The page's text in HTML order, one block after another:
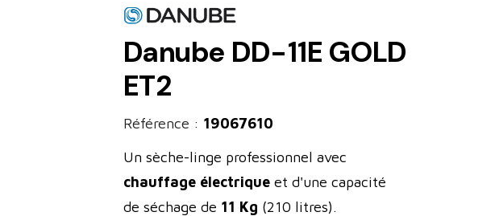
Danube DD-11E GOLD
ET2
Référence : 19067610
Un sèche-linge professionnel avec
chauffage électrique et d'une capacité
de séchage de 11 Kg (210 litres).